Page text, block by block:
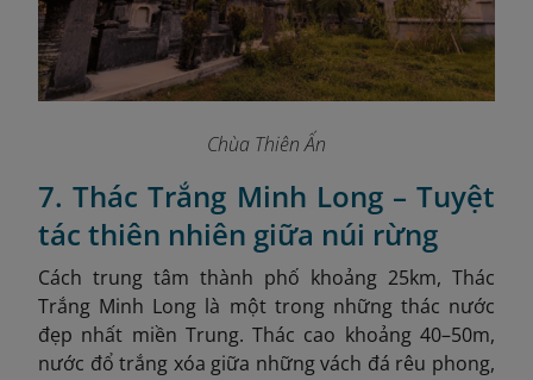
Chùa Thiên Ấn
7. Thác Trắng Minh Long – Tuyệt
tác thiên nhiên giữa núi rừng
Cách trung tâm thành phố khoảng 25km, Thác
Trắng Minh Long là một trong những thác nước
đẹp nhất miền Trung. Thác cao khoảng 40–50m,
nước đổ trắng xóa giữa những vách đá rêu phong,